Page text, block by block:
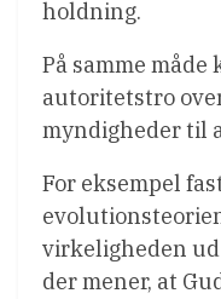
holdning.
På samme måde
autoritetstro
myndigheder til
For eksempel
virkeligheden ud
der mener, at